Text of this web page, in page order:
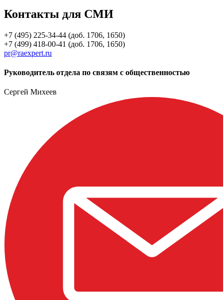
Контакты для СМИ
+7 (495) 225-34-44 (доб. 1706, 1650)
+7 (499) 418-00-41 (доб. 1706, 1650)
pr@raexpert.ru
Руководитель отдела по связям с общественностью
Сергей Михеев